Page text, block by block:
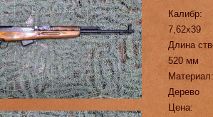
Калибр:
7,62х39
Длина
520 мм
Материал:
Дерево
Цена: